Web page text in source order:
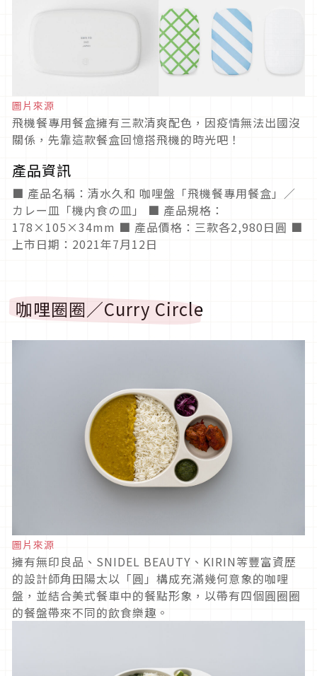
圖片來源
飛機餐專用餐盒擁有三款清爽配色，因疫情無法出國沒
關係，先靠這款餐盒回憶搭飛機的時光吧！
產品資訊
■ 產品名稱：清水久和 咖哩盤「飛機餐專用餐盒」／
カレー皿「機内食の皿」 ■ 產品規格：
178×105×34mm ■ 產品價格：三款各2,980日圓 ■
上市日期：2021年7月12日
咖哩圈圈／Curry Circle
圖片來源
擁有無印良品、SNIDEL BEAUTY、KIRIN等豐富資歷
的設計師角田陽太以「圓」構成充滿幾何意象的咖哩
盤，並結合美式餐車中的餐點形象，以帶有四個圓圈圈
的餐盤帶來不同的飲食樂趣。